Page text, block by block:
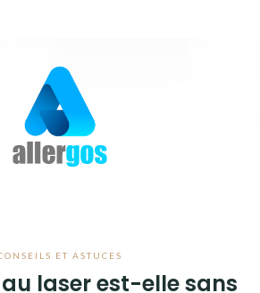
ET ASTUCES
au laser est-elle sans